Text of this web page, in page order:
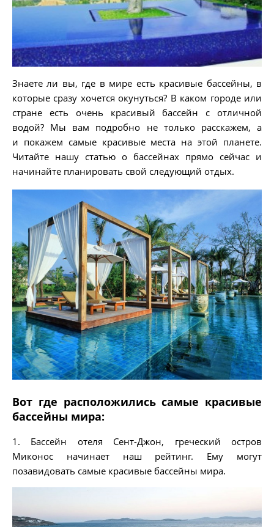
Знаете ли вы, где в мире есть красивые бассейны, в
которые сразу хочется окунуться? В каком городе или
стране есть очень красивый бассейн с отличной
водой? Мы вам подробно не только расскажем, а
и покажем самые красивые места на этой планете.
Читайте нашу статью о бассейнах прямо сейчас и
начинайте планировать свой следующий отдых.
Вот где расположились самые красивые
бассейны мира:
1. Бассейн отеля Сент-Джон, греческий остров
Миконос начинает наш рейтинг. Ему могут
позавидовать самые красивые бассейны мира.